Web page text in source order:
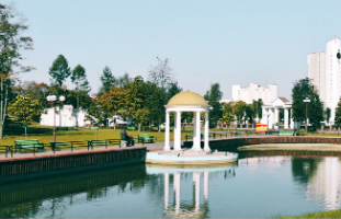
Перейти
к
содержанию